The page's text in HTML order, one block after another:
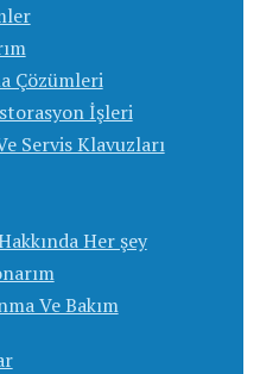
Çözümleri
İşleri
Servis Klavuzları
Her şey
Ve Bakım